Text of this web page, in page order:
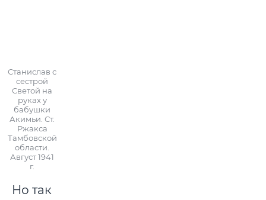
Станислав с
сестрой
Светой на
руках у
бабушки
Акимьи. Ст.
Ржакса
Тамбовской
области.
Август 1941
г.
Но так